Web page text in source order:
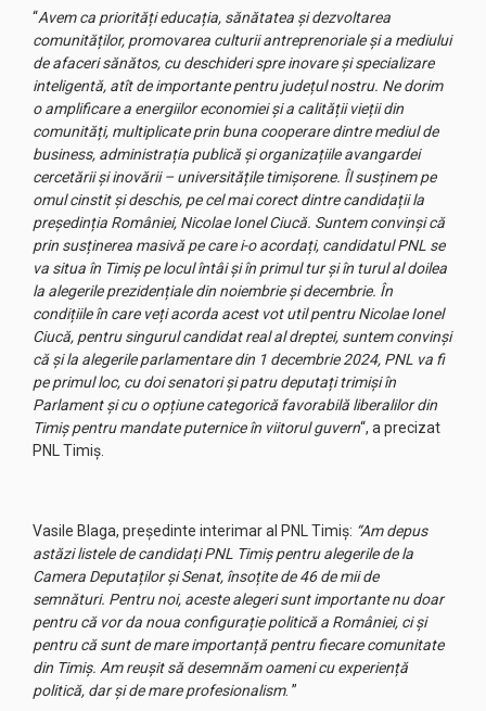
“Avem ca priorități educația, sănătatea și dezvoltarea
comunităților, promovarea culturii antreprenoriale și a mediului
de afaceri sănătos, cu deschideri spre inovare și specializare
inteligentă, atît de importante pentru județul nostru. Ne dorim
o amplificare a energiilor economiei și a calității vieții din
comunități, multiplicate prin buna cooperare dintre mediul de
business, administrația publică și organizațiile avangardei
cercetării și inovării – universitățile timișorene. Îl susținem pe
omul cinstit și deschis, pe cel mai corect dintre candidații la
președinția României, Nicolae Ionel Ciucă. Suntem convinși că
prin susținerea masivă pe care i-o acordați, candidatul PNL se
va situa în Timiș pe locul întâi și în primul tur și în turul al doilea
la alegerile prezidențiale din noiembrie și decembrie. În
condițiile în care veți acorda acest vot util pentru Nicolae Ionel
Ciucă, pentru singurul candidat real al dreptei, suntem convinși
că și la alegerile parlamentare din 1 decembrie 2024, PNL va fi
pe primul loc, cu doi senatori și patru deputați trimiși în
Parlament și cu o opțiune categorică favorabilă liberalilor din
Timiș pentru mandate puternice în viitorul guvern“, a precizat
PNL Timiș.
Vasile Blaga, președinte interimar al PNL Timiș: “Am depus
astăzi listele de candidați PNL Timiș pentru alegerile de la
Camera Deputaților și Senat, însoțite de 46 de mii de
semnături. Pentru noi, aceste alegeri sunt importante nu doar
pentru că vor da noua configurație politică a României, ci și
pentru că sunt de mare importanță pentru fiecare comunitate
din Timiș. Am reușit să desemnăm oameni cu experiență
politică, dar și de mare profesionalism. ”